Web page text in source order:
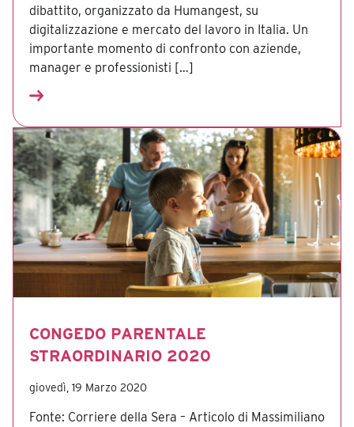
dibattito, organizzato da Humangest, su
digitalizzazione e mercato del lavoro in Italia. Un
importante momento di confronto con aziende,
manager e professionisti […]
CONGEDO PARENTALE
STRAORDINARIO 2020
giovedì, 19 Marzo 2020
Fonte: Corriere della Sera – Articolo di Massimiliano